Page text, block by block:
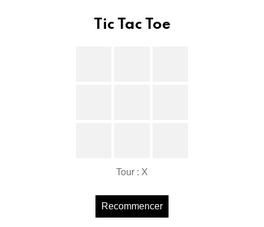
Tic Tac Toe
Tour : X
Recommencer